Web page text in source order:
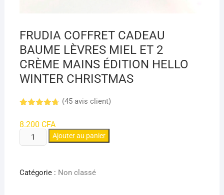
FRUDIA COFFRET CADEAU
BAUME LÈVRES MIEL ET 2
CRÈME MAINS ÉDITION HELLO
WINTER CHRISTMAS
sur 5
basé sur
notations
(45avis client)
8.200 CFA
quantité
de
COFFRET
Ajouter au panier
Catégorie : Non classé